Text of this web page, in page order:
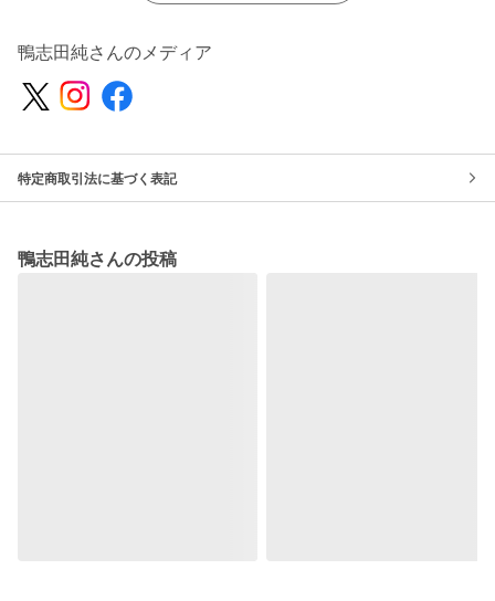
鴨志田純さんのメディア
特定商取引法に基づく表記
鴨志田純さんの投稿